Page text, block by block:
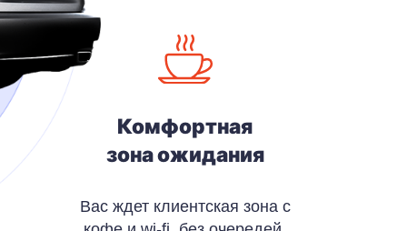
Комфортная
зона ожидания
Вас ждет клиентская зона с